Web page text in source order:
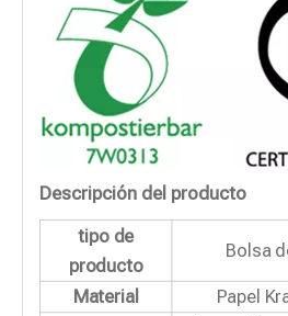
Descripción del producto
tipo de
producto
Bolsa
Material Papel